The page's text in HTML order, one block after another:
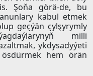
Şoňa görä-de, bu
kabul etmek
geçýän çylşyrymly
milli
ykdysadyýeti
hem örän